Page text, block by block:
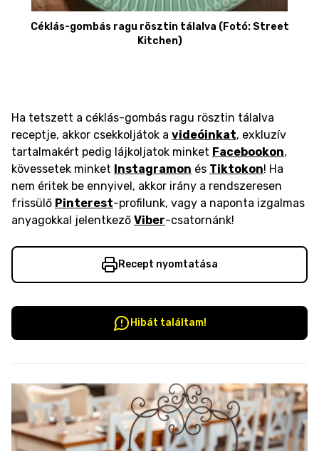
Céklás-gombás ragu rösztin tálalva (Fotó: Street
Kitchen)
Ha tetszett a céklás-gombás ragu rösztin tálalva
receptje, akkor csekkoljátok a videóinkat, exkluzív
tartalmakért pedig lájkoljatok minket Facebookon,
kövessetek minket Instagramon és Tiktokon! Ha
nem éritek be ennyivel, akkor irány a rendszeresen
frissülő Pinterest-profilunk, vagy a naponta izgalmas
anyagokkal jelentkező Viber-csatornánk!
Recept nyomtatása
Hibát találtam!